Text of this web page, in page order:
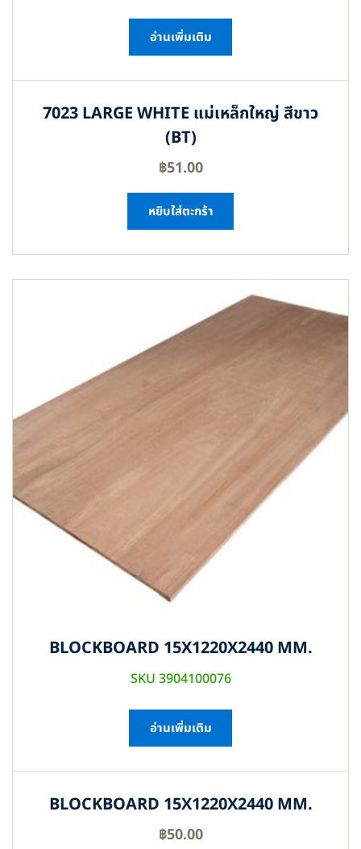
อ่านเพิ่มเติม
7023 LARGE WHITE แม่เหล็กใหญ่ สีขาว
(BT)
฿51.00
หยิบใส่ตะกร้า
BLOCKBOARD 15X1220X2440 MM.
SKU 3904100076
อ่านเพิ่มเติม
BLOCKBOARD 15X1220X2440 MM.
฿50.00